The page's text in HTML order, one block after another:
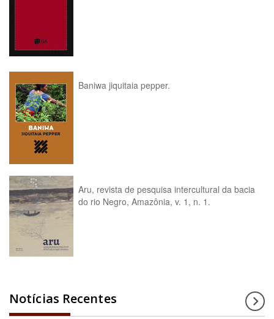
Baniwa jiquitaia pepper.
Aru, revista de pesquisa intercultural da bacia
do rio Negro, Amazônia, v. 1, n. 1.
Notícias Recentes